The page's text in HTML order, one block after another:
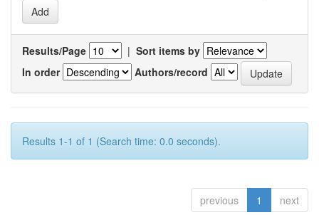
Results/Page | Sort items by
In order
Authors/record
Results 1-1 of 1 (Search time: 0.0 seconds).
previous 1 next